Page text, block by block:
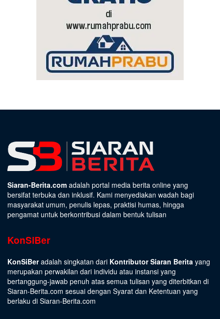
Siaran-Berita.com adalah portal media berita online yang
bersifat terbuka dan inklusif. Kami menyediakan wadah bagi
masyarakat umum, penulis lepas, praktisi humas, hingga
pengamat untuk berkontribusi dalam bentuk tulisan
KonSiBer
KonSiBeradalah singkatan dari Kontributor Siaran Berita yang
merupakan perwakilan dari individu atau instansi yang
bertanggung-jawab penuh atas semua tulisan yang diterbitkan di
Siaran-Berita.com sesuai dengan Syarat dan Ketentuan yang
berlaku di Siaran-Berita.com